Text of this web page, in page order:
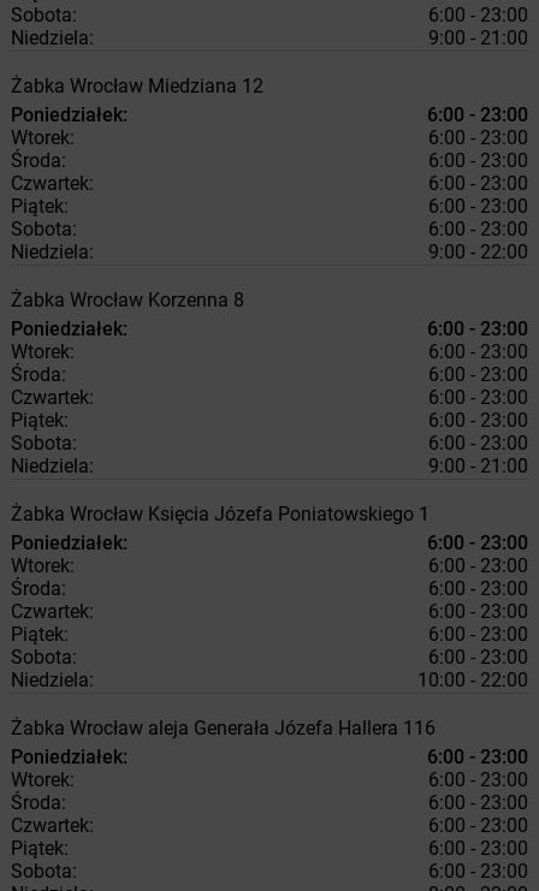
Sobota:
6:00 - 23:00
Niedziela:
9:00 - 21:00
Żabka Wrocław Miedziana 12
Poniedziałek:
6:00 - 23:00
Wtorek:
6:00 - 23:00
Środa:
6:00 - 23:00
Czwartek:
6:00 - 23:00
Piątek:
6:00 - 23:00
Sobota:
6:00 - 23:00
Niedziela:
9:00 - 22:00
Żabka Wrocław Korzenna 8
Poniedziałek:
6:00 - 23:00
Wtorek:
6:00 - 23:00
Środa:
6:00 - 23:00
Czwartek:
6:00 - 23:00
Piątek:
6:00 - 23:00
Sobota:
6:00 - 23:00
Niedziela:
9:00 - 21:00
Żabka Wrocław Księcia Józefa Poniatowskiego 1
Poniedziałek:
6:00 - 23:00
Wtorek:
6:00 - 23:00
Środa:
6:00 - 23:00
Czwartek:
6:00 - 23:00
Piątek:
6:00 - 23:00
Sobota:
6:00 - 23:00
Niedziela:
10:00 - 22:00
Żabka Wrocław aleja Generała Józefa Hallera 116
Poniedziałek:
6:00 - 23:00
Wtorek:
6:00 - 23:00
Środa:
6:00 - 23:00
Czwartek:
6:00 - 23:00
Piątek:
6:00 - 23:00
Sobota:
6:00 - 23:00